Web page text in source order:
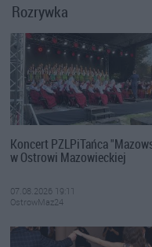
Rozrywka
Koncert PZLPiTańca
w Ostrowi Mazowieckiej
07.08.2026 19:11
OstrowMaz24